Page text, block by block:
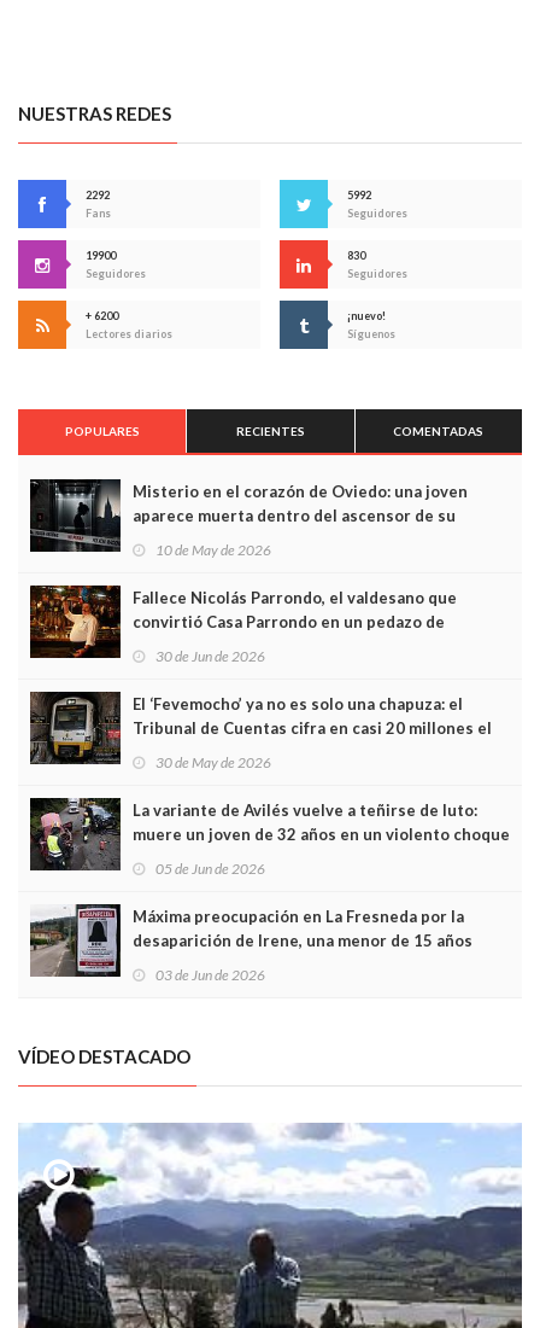
NUESTRAS REDES
2292
Fans
5992
Seguidores
19900
Seguidores
830
Seguidores
+ 6200
Lectores diarios
¡nuevo!
Síguenos
POPULARES RECIENTES COMENTADAS
Misterio en el corazón de Oviedo: una joven
aparece muerta dentro del ascensor de su
edificio y las cámaras captan sus últimos minutos
10 de May de 2026
Fallece Nicolás Parrondo, el valdesano que
convirtió Casa Parrondo en un pedazo de
Asturias en Madrid
30 de Jun de 2026
El ‘Fevemocho’ ya no es solo una chapuza: el
Tribunal de Cuentas cifra en casi 20 millones el
sobrecoste de los trenes que no cabían por los
30 de May de 2026
La variante de Avilés vuelve a teñirse de luto:
muere un joven de 32 años en un violento choque
frontal
05 de Jun de 2026
Máxima preocupación en La Fresneda por la
desaparición de Irene, una menor de 15 años
03 de Jun de 2026
VÍDEO DESTACADO